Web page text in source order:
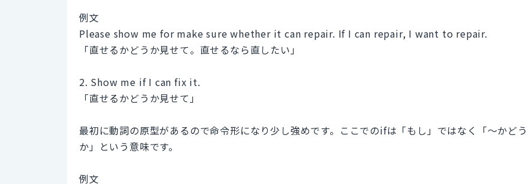
例文
Please show me for make sure whether it can repair. If I can repair, I want to repair.
「直せるかどうか見せて。直せるなら直したい」
2. Show me if I can fix it.
「直せるかどうか見せて」
最初に動詞の原型があるので命令形になり少し強めです。ここでのifは「もし」ではなく「〜かどう
か」という意味です。
例文